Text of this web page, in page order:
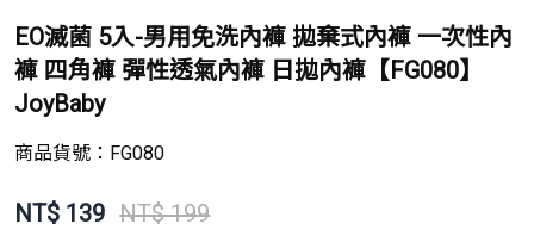
EO滅菌 5入-男用免洗內褲 拋棄式內褲 一次性內
褲 四角褲 彈性透氣內褲 日拋內褲【FG080】
JoyBaby
商品貨號： FG080
NT$ 139 NT$ 199